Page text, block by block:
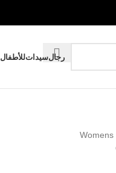
رجالسيداتللأطفال